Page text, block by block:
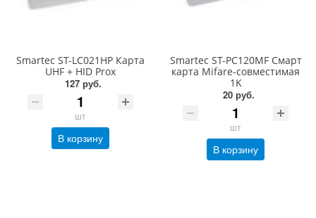
Smartec ST-LC021HP Карта
UHF + HID Prox
127 руб.
шт
В корзину
Smartec ST-PC120MF Cмарт
карта Mifare-совместимая
1K
20 руб.
шт
В корзину